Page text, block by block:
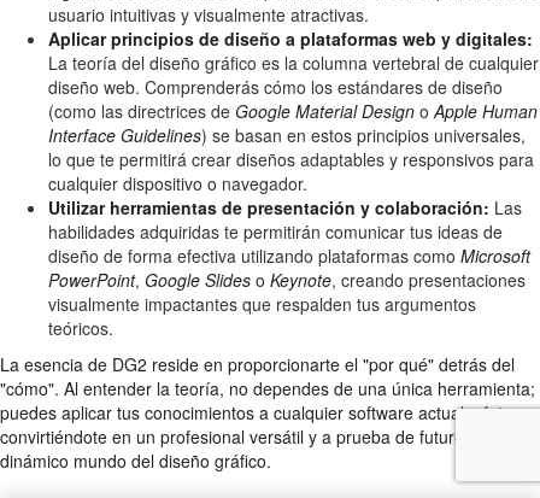
usuario intuitivas y visualmente atractivas.
Aplicar principios de diseño a plataformas web y digitales:
La teoría del diseño gráfico es la columna vertebral de cualquier
diseño web. Comprenderás cómo los estándares de diseño
(como las directrices de Google Material Design o Apple Human
Interface Guidelines) se basan en estos principios universales,
lo que te permitirá crear diseños adaptables y responsivos para
cualquier dispositivo o navegador.
Utilizar herramientas de presentación y colaboración: Las
habilidades adquiridas te permitirán comunicar tus ideas de
diseño de forma efectiva utilizando plataformas como Microsoft
PowerPoint, Google Slides o Keynote, creando presentaciones
visualmente impactantes que respalden tus argumentos
teóricos.
La esencia de DG2 reside en proporcionarte el "por qué" detrás del
"cómo". Al entender la teoría, no dependes de una única herramienta;
puedes aplicar tus conocimientos a cualquier software actual o futuro,
convirtiéndote en un profesional versátil y a prueba de futuro en el
dinámico mundo del diseño gráfico.